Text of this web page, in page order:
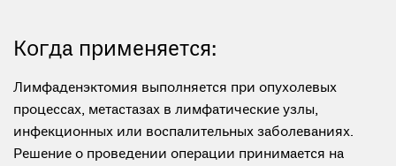
Когда применяется:
Лимфаденэктомия выполняется при опухолевых
процессах, метастазах в лимфатические узлы,
инфекционных или воспалительных заболеваниях.
Решение о проведении операции принимается на